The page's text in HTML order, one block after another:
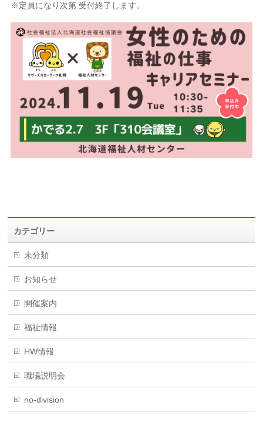
※定員になり次第 受付終了します。
カテゴリー
未分類
お知らせ
開催案内
福祉情報
HW情報
職場説明会
no-division